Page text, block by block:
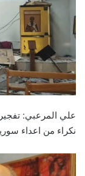
علي المرعبي:
نكراء من اعداء